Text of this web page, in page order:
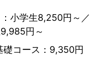
小学生8,250円～／
円～
礎コース：9,350円